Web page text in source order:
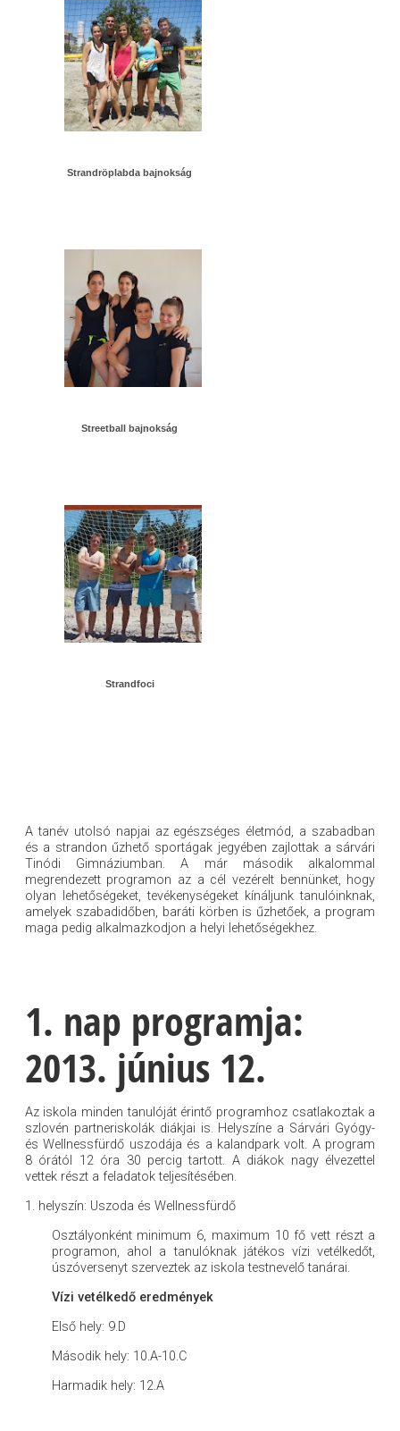
Strandröplabda bajnokság
Streetball bajnokság
Strandfoci
A tanév utolsó napjai az egészséges életmód, a szabadban
és a strandon űzhető sportágak jegyében zajlottak a sárvári
Tinódi Gimnáziumban. A már második alkalommal
megrendezett programon az a cél vezérelt bennünket, hogy
olyan lehetőségeket, tevékenységeket kínáljunk tanulóinknak,
amelyek szabadidőben, baráti körben is űzhetőek, a program
maga pedig alkalmazkodjon a helyi lehetőségekhez.
1. nap programja:
2013. június 12.
Az iskola minden tanulóját érintő programhoz csatlakoztak a
szlovén partneriskolák diákjai is. Helyszíne a Sárvári Gyógy-
és Wellnessfürdő uszodája és a kalandpark volt. A program
8 órától 12 óra 30 percig tartott. A diákok nagy élvezettel
vettek részt a feladatok teljesítésében.
1. helyszín: Uszoda és Wellnessfürdő
Osztályonként minimum 6, maximum 10 fő vett részt a
programon, ahol a tanulóknak játékos vízi vetélkedőt,
úszóversenyt szerveztek az iskola testnevelő tanárai.
Vízi vetélkedő eredmények
Első hely: 9.D
Második hely: 10.A-10.C
Harmadik hely: 12.A